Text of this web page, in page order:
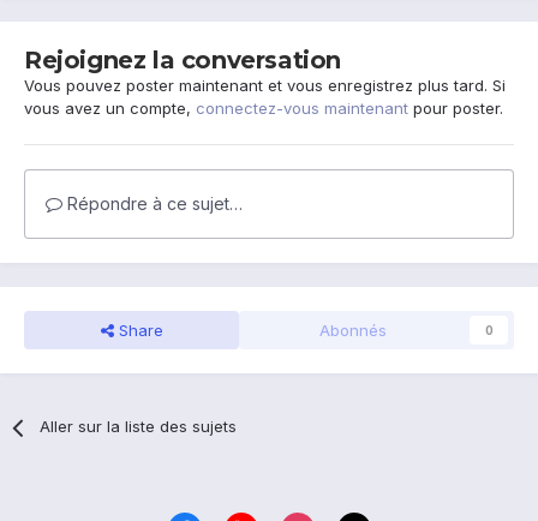
Rejoignez la conversation
Vous pouvez poster maintenant et vous enregistrez plus tard. Si
vous avez un compte, connectez-vous maintenant pour poster.
Répondre à ce sujet…
Share Abonnés 0
Aller sur la liste des sujets